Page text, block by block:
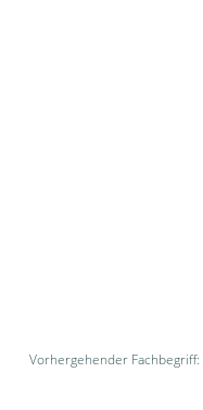
Vorhergehender Fachbegriff: